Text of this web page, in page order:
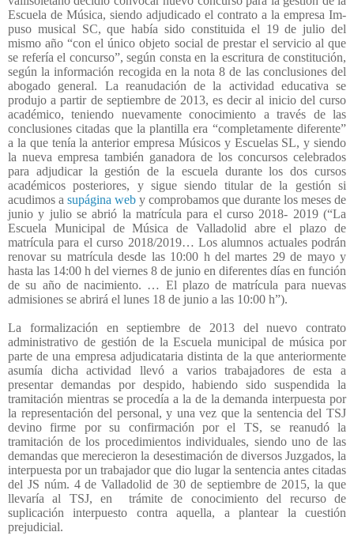
Escuela de Música, siendo adjudicado el contrato a la empresa Im-
puso musical SC, que había sido constituida el 19 de julio del
mismo año “con el único objeto social de prestar el servicio al que
se refería el concurso”, según consta en la escritura de constitución,
según la información recogida en la nota 8 de las conclusiones del
abogado general. La reanudación de la actividad educativa se
produjo a partir de septiembre de 2013, es decir al inicio del curso
académico, teniendo nuevamente conocimiento a través de las
conclusiones citadas que la plantilla era “completamente diferente”
a la que tenía la anterior empresa Músicos y Escuelas SL, y siendo
la nueva empresa también ganadora de los concursos celebrados
para adjudicar la gestión de la escuela durante los dos cursos
académicos posteriores, y sigue siendo titular de la gestión si
acudimos a supágina web y comprobamos que durante los meses de
junio y julio se abrió la matrícula para el curso 2018- 2019 (“La
Escuela Municipal de Música de Valladolid abre el plazo de
matrícula para el curso 2018/2019… Los alumnos actuales podrán
renovar su matrícula desde las 10:00 h del martes 29 de mayo y
hasta las 14:00 h del viernes 8 de junio en diferentes días en función
de su año de nacimiento. … El plazo de matrícula para nuevas
admisiones se abrirá el lunes 18 de junio a las 10:00 h”).
La formalización en septiembre de 2013 del nuevo contrato
administrativo de gestión de la Escuela municipal de música por
parte de una empresa adjudicataria distinta de la que anteriormente
asumía dicha actividad llevó a varios trabajadores de esta a
presentar demandas por despido, habiendo sido suspendida la
tramitación mientras se procedía a la de la demanda interpuesta por
la representación del personal, y una vez que la sentencia del TSJ
devino firme por su confirmación por el TS, se reanudó la
tramitación de los procedimientos individuales, siendo uno de las
demandas que merecieron la desestimación de diversos Juzgados, la
interpuesta por un trabajador que dio lugar la sentencia antes citadas
del JS núm. 4 de Valladolid de 30 de septiembre de 2015, la que
llevaría al TSJ, en
trámite de conocimiento del recurso de
suplicación interpuesto contra aquella, a plantear la cuestión
prejudicial.